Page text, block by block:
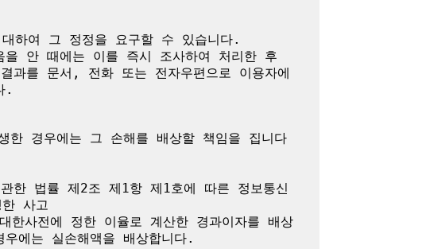
하여 그 정정을 요구할 수 있습니다.
안 때에는 이를 즉시 조사하여 처리한 후
과를 문서, 전화 또는 전자우편으로 이용자에
.
경우에는 그 손해를 배상할 책임을 집니다
한 법률 제2조 제1항 제1호에 따른 정보통신
사고
사전에 정한 이율로 계산한 경과이자를 배상
에는 실손해액을 배상합니다.